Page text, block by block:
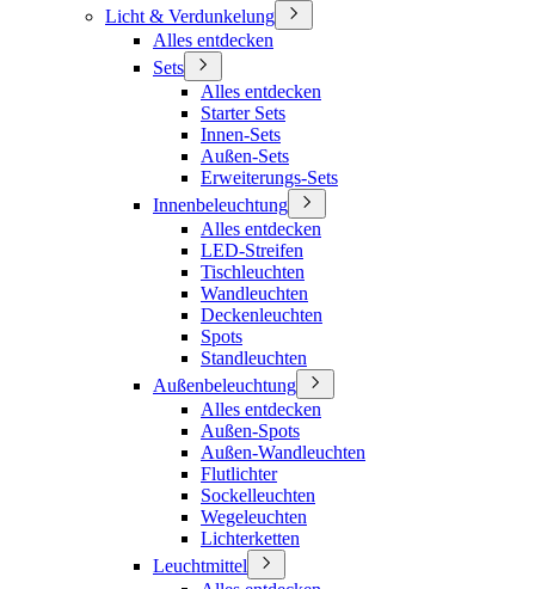
Licht & Verdunkelung
Alles entdecken
Sets
Alles entdecken
Starter Sets
Innen-Sets
Außen-Sets
Erweiterungs-Sets
Innenbeleuchtung
Alles entdecken
LED-Streifen
Tischleuchten
Wandleuchten
Deckenleuchten
Spots
Standleuchten
Außenbeleuchtung
Alles entdecken
Außen-Spots
Außen-Wandleuchten
Flutlichter
Sockelleuchten
Wegeleuchten
Lichterketten
Leuchtmittel